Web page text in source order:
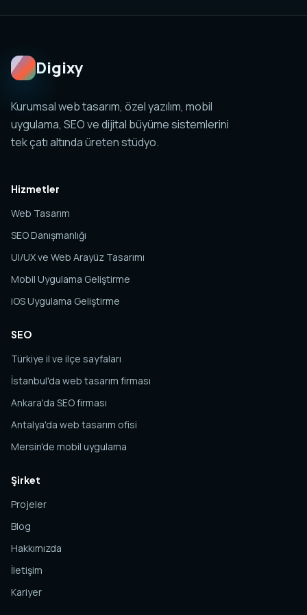
Digixy
Kurumsal web tasarım, özel yazılım, mobil
uygulama, SEO ve dijital büyüme sistemlerini
tek çatı altında üreten stüdyo.
Hizmetler
Web Tasarım
SEO Danışmanlığı
UI/UX ve Web Arayüz Tasarımı
Mobil Uygulama Geliştirme
iOS Uygulama Geliştirme
SEO
Türkiye il ve ilçe sayfaları
İstanbul'da web tasarım firması
Ankara'da SEO firması
Antalya'da web tasarım ofisi
Mersin'de mobil uygulama
Şirket
Projeler
Blog
Hakkımızda
İletişim
Kariyer